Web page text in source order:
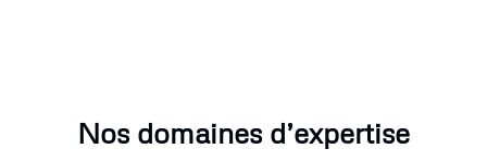
Nos domaines d’expertise